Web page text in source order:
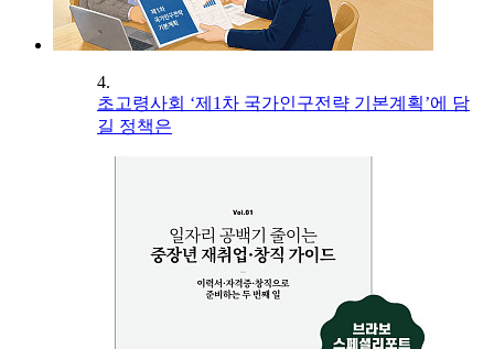
4.
초고령사회 ‘제1차 국가인구전략 기본계획’에 담
길 정책은